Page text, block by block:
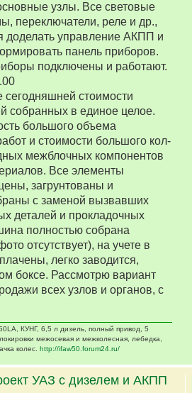
узлы. Все световые
переключатели, реле и др.,
доделать управление АКПП и
панель приборов.
подключены и работают.
стоимости
собранных в единое целое.
большого объема
и стоимости большого кол-
межблочных компонентов
Все элементы
загрунтованы и
с заменой вызвавших
деталей и прокладочных
полностью собрана
отсутствует), на учете в
легко заводится,
боксе. Рассмотрю вариант
всех узлов и органов, с
КУНГ, 6,5 л дизель, полный привод, 5
межосевая и межколесная, лебедка,
колес. http://ifaw50.forum24.ru/
УАЗ с дизелем и АКПП